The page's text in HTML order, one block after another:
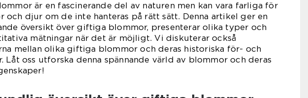
är en fascinerande del av naturen men kan vara farliga för
och djur om de inte hanteras på rätt sätt. Denna artikel ger en
översikt över giftiga blommor, presenterar olika typer och
mätningar när det är möjligt. Vi diskuterar också
mellan olika giftiga blommor och deras historiska för- och
Låt oss utforska denna spännande värld av blommor och deras